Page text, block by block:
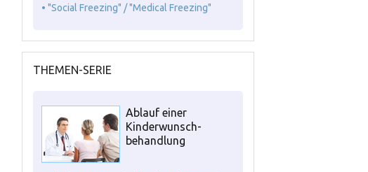
• "Social Freezing" / "Medical Freezing"
THEMEN-SERIE
Ablauf einer
Kinderwunsch-
behandlung